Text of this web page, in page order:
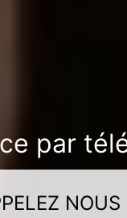
par